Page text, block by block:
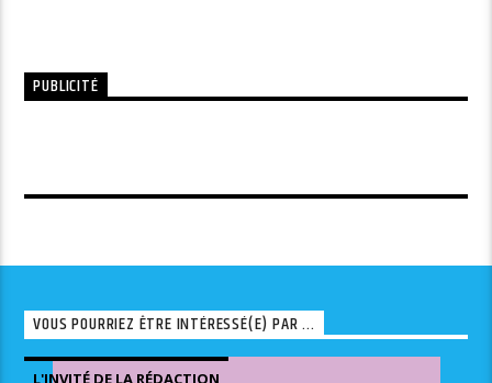
PUBLICITÉ
VOUS POURRIEZ ÊTRE INTÉRESSÉ(E) PAR ...
L'INVITÉ DE LA RÉDACTION